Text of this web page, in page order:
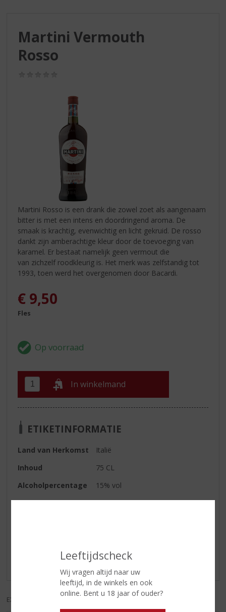
Leeftijdscheck
Wij vragen altijd naar uw
leeftijd, in de winkels en ook
online. Bent u 18 jaar of ouder?
Martini Vermouth
Rosso
Martini Rosso is een drank die zowel zoet als aangenaam
bitter is met een intens en doordringend aroma. De
smaak is krachtig, evenwichtig en licht gekruid. De rosso
dankt zijn amberachtige kleur door de toevoeging van
karamel. Er bestaat namelijk geen vermout die
van zichzelf roodkleurig is. Het merk was zelfstandig tot
1993, toen werd het overgenomen door Bacardi.
€ 9,50
Fles
In winkelmand
ETIKETINFORMATIE
Land van Herkomst
Italië
Inhoud
75 CL
Alcoholpercentage
15% vol
Er zijn nog geen reviews geplaatst voor dit product
EXCL. BTW